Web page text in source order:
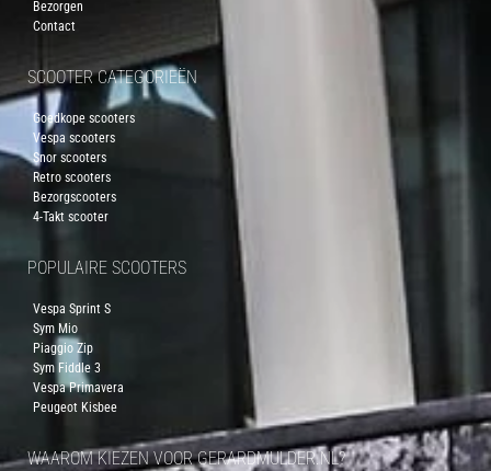
Bezorgen
Contact
SCOOTER CATEGORIEËN
Goedkope scooters
Vespa scooters
Snor scooters
Retro scooters
Bezorgscooters
4-Takt scooter
POPULAIRE SCOOTERS
Vespa Sprint S
Sym Mio
Piaggio Zip
Sym Fiddle 3
Vespa Primavera
Peugeot Kisbee
WAAROM KIEZEN VOOR GERARDMULDER.NL?